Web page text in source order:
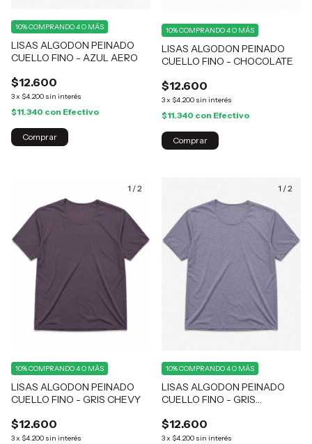
LISAS ALGODON PEINADO
CUELLO FINO - AZUL AERO
$12.600
3x $4.200 sin interés
10%COMPRANDO 4 O MÁS
$11.340 con Efectivo
Comprar
LISAS ALGODON PEINADO
CUELLO FINO - CHOCOLATE
$12.600
3x $4.200 sin interés
10%COMPRANDO 4 O MÁS
$11.340 con Efectivo
Comprar
1 /2
LISAS ALGODON PEINADO
CUELLO FINO - GRIS CHEVY
$12.600
3x $4.200 sin interés
10%COMPRANDO 4 O MÁS
1 /2
LISAS ALGODON PEINADO
CUELLO FINO - GRIS
$12.600
3x $4.200 sin interés
10%COMPRANDO 4 O MÁS